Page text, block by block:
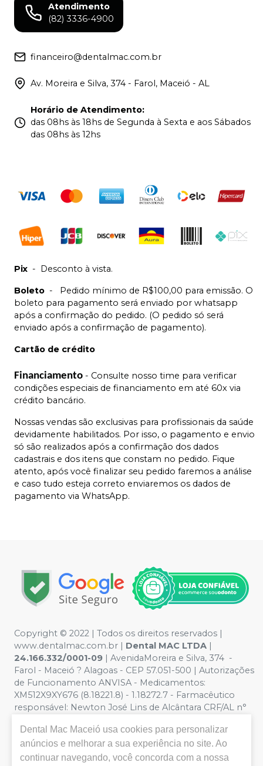
Atendimento
(82) 3336-4900
financeiro@dentalmac.com.br
Av. Moreira e Silva, 374 - Farol, Maceió - AL
Horário de Atendimento:
das 08hs às 18hs de Segunda à Sexta e aos Sábados
das 08hs às 12hs
Pix - Desconto à vista.
Boleto -
Pedido mínimo de R$100,00 para emissão. O
boleto para pagamento será enviado por whatsapp
após a confirmação do pedido. (O pedido só será
enviado após a confirmação de pagamento).
Cartão de crédito
Financiamento - Consulte nosso time para verificar
condições especiais de financiamento em até 60x via
crédito bancário.
Nossas vendas são exclusivas para profissionais da saúde
devidamente habilitados. Por isso, o pagamento e envio
só são realizados após a confirmação dos dados
cadastrais e dos itens que constam no pedido. Fique
atento, após você finalizar seu pedido faremos a análise
e caso tudo esteja correto enviaremos os dados de
pagamento via WhatsApp.
Copyright © 2022 | Todos os direitos reservados |
www.dentalmac.com.br | Dental MAC LTDA |
24.166.332/0001-09 | AvenidaMoreira e Silva, 374 -
Farol - Maceió ? Alagoas - CEP 57.051-500 | Autorizações
de Funcionamento ANVISA - Medicamentos:
XM512X9XY676 (8.18221.8) - 1.18272.7 - Farmacêutico
responsável: Newton José Lins de Alcântara CRF/AL n°
meramente ilustrativas - Os preços e condições da loja
virtual estão sujeitos a alterações. Em caso de
divergência de preços no site, o valor válido é o do
Dental Mac Maceió usa cookies para personalizar
anúncios e melhorar a sua experiência no site. Ao
continuar navegando, você concorda com a nossa